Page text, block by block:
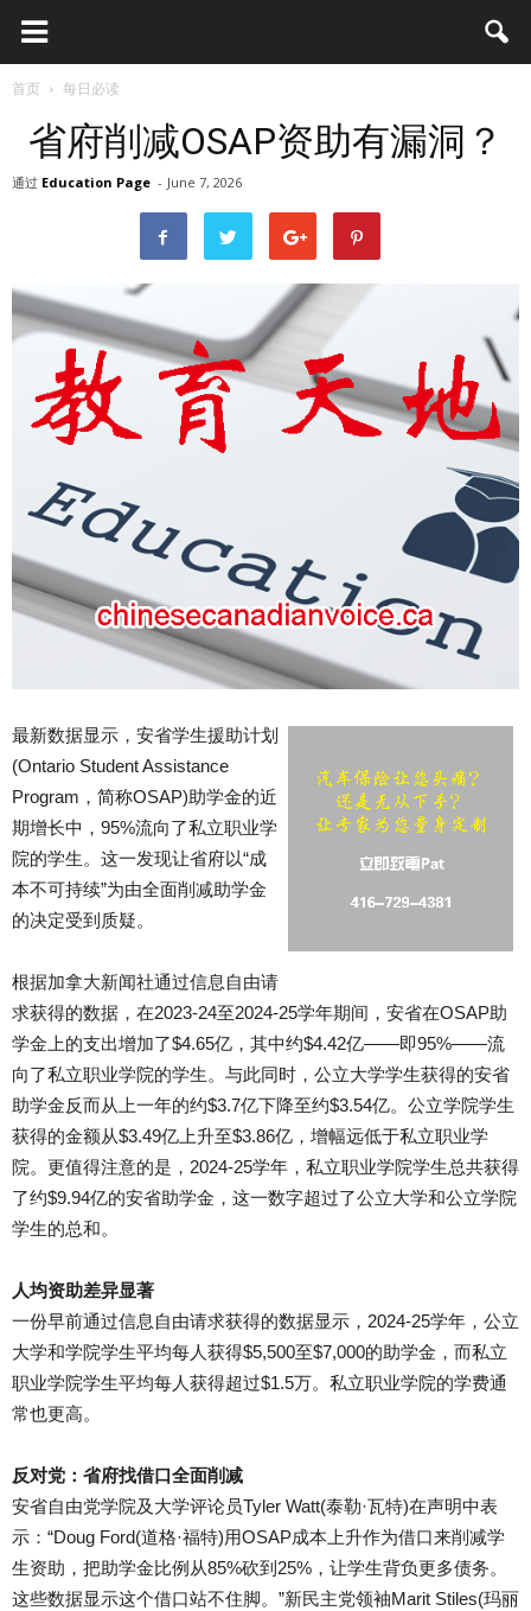
首页 每日必读
省府削减OSAP资助有漏洞？
通过 Education Page - June 7, 2026
最新数据显示，安省学生援助计划
(Ontario Student Assistance
Program，简称OSAP)助学金的近
期增长中，95%流向了私立职业学
院的学生。这一发现让省府以“成
本不可持续”为由全面削减助学金
的决定受到质疑。
根据加拿大新闻社通过信息自由请
求获得的数据，在2023-24至2024-25学年期间，安省在OSAP助
学金上的支出增加了$4.65亿，其中约$4.42亿——即95%——流
向了私立职业学院的学生。与此同时，公立大学学生获得的安省
助学金反而从上一年的约$3.7亿下降至约$3.54亿。公立学院学生
获得的金额从$3.49亿上升至$3.86亿，增幅远低于私立职业学
院。更值得注意的是，2024-25学年，私立职业学院学生总共获得
了约$9.94亿的安省助学金，这一数字超过了公立大学和公立学院
学生的总和。
人均资助差异显著
一份早前通过信息自由请求获得的数据显示，2024-25学年，公立
大学和学院学生平均每人获得$5,500至$7,000的助学金，而私立
职业学院学生平均每人获得超过$1.5万。私立职业学院的学费通
常也更高。
反对党：省府找借口全面削减
安省自由党学院及大学评论员Tyler Watt(泰勒·瓦特)在声明中表
示：“Doug Ford(道格·福特)用OSAP成本上升作为借口来削减学
生资助，把助学金比例从85%砍到25%，让学生背负更多债务。
这些数据显示这个借口站不住脚。”新民主党领袖Marit Stiles(玛丽